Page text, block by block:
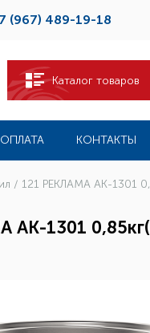
(967) 489-19-18
Каталог товаров
ОПЛАТА КОНТАКТЫ
/ 121 РЕКЛАМА АК-1301
АК-1301